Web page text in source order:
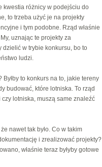
kwestia różnicy w podejściu do
to trzeba użyć je na projekty
i tym podobne. Rząd właśnie
uznając te projekty za
dzielić w trybie konkursu, bo to
ludzi.
to konkurs na to, jakie tereny
budować, które lotniska. To rząd
lotniska, muszą same znaleźć
nawet tak było. Co w takim
i zrealizować projekty?
właśnie teraz byłyby gotowe